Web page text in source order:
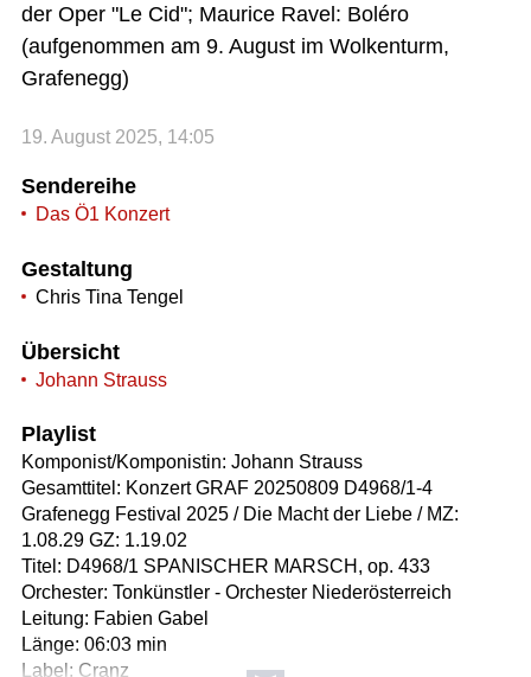
der Oper "Le Cid"; Maurice Ravel: Boléro
(aufgenommen am 9. August im Wolkenturm,
Grafenegg)
19. August 2025, 14:05
Sendereihe
Das Ö1 Konzert
Gestaltung
Chris Tina Tengel
Übersicht
Johann Strauss
Playlist
Komponist/Komponistin: Johann Strauss
Gesamttitel: Konzert GRAF 20250809 D4968/1-4
Grafenegg Festival 2025 / Die Macht der Liebe / MZ:
1.08.29 GZ: 1.19.02
Titel: D4968/1 SPANISCHER MARSCH, op. 433
Orchester: Tonkünstler - Orchester Niederösterreich
Leitung: Fabien Gabel
Länge: 06:03 min
Label: Cranz